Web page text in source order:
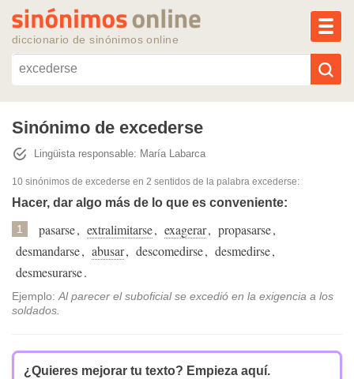
diccionario de sinónimos online
Reescribir texto con IA
Sinónimos populares
Temas populares
Temas recientes
Sinónimo de excederse
Lingüista responsable: María Labarca
10 sinónimos de excederse en 2 sentidos de la palabra excederse:
Hacer, dar algo más de lo que es conveniente:
1 pasarse, extralimitarse, exagerar, propasarse,
desmandarse, abusar, descomedirse, desmedirse,
desmesurarse.
Ejemplo:Al parecer el suboficial se excedió en la exigencia a los
soldados.
¿Quieres mejorar tu texto? Empieza aquí.